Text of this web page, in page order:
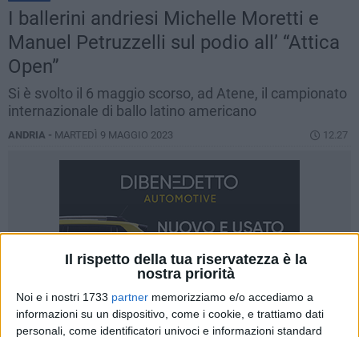
Il rispetto della tua riservatezza è la
nostra priorità
Noi e i nostri 1733 partner memorizziamo e/o accediamo a
informazioni su un dispositivo, come i cookie, e trattiamo dati
personali, come identificatori univoci e informazioni standard
I ballerini andriesi Michelle Moretti e
Manuel Petruzzelli sul podio all’ “Attica
Open”
Si è svolto il 6 maggio scorso, ad Atene, il campionato
internazionale di ballo latino americano
ANDRIA - MARTEDÌ 9 MAGGIO 2023 12.27